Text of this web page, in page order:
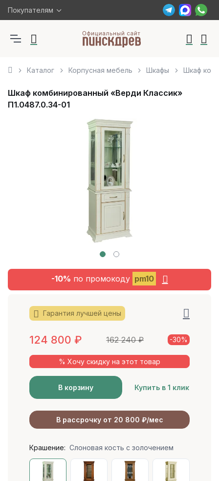
Покупателям
Каталог Корпусная мебель Шкафы Шкаф
Шкаф комбинированный «Верди Классик»
П1.0487.0.34-01
-10% по промокоду pm10
Гарантия лучшей цены
124 800 ₽ 162 240₽ -30%
% Хочу скидку на этот товар
В корзину Купить в 1 клик
В рассрочку от 20 800 ₽/мес
Крашение: Слоновая кость с золочением